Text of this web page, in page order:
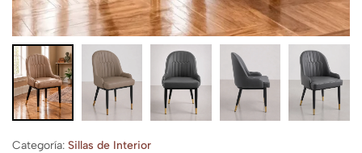
Categoría: Sillas de Interior